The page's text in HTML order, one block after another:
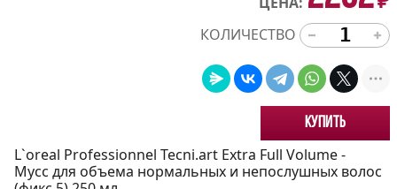
КОЛИЧЕСТВО
Купить
L`oreal Professionnel Tecni.art Extra Full Volume -
Мусс для объема нормальных и непослушных волос